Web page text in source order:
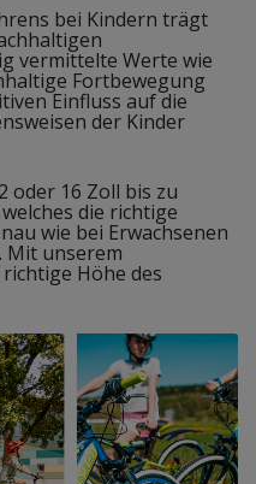
bei Kindern trägt
vermittelte Werte wie
Fortbewegung
Einfluss auf die
der Kinder
oder 16 Zoll bis zu
die richtige
wie bei Erwachsenen
Mit unserem
Höhe des